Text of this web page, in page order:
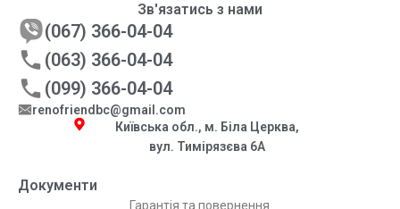
Документи
Гарантія та повернення
Зв'язатись з нами
(067) 366-04-04
(063) 366-04-04
(099) 366-04-04
renofriendbc@gmail.com
Київська обл., м. Біла Церква,
вул. Тимірязєва 6А